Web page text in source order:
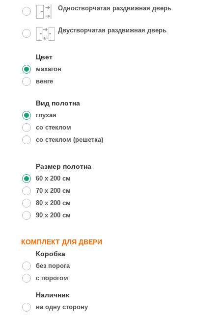
Одностворчатая раздвижная дверь
Двустворчатая раздвижная дверь
Цвет
махагон
венге
Вид полотна
глухая
со стеклом
со стеклом (решетка)
Размер полотна
60 x 200 см
70 x 200 см
80 x 200 см
90 x 200 см
КОМПЛЕКТ ДЛЯ ДВЕРИ
Коробка
без порога
с порогом
Наличник
на одну сторону